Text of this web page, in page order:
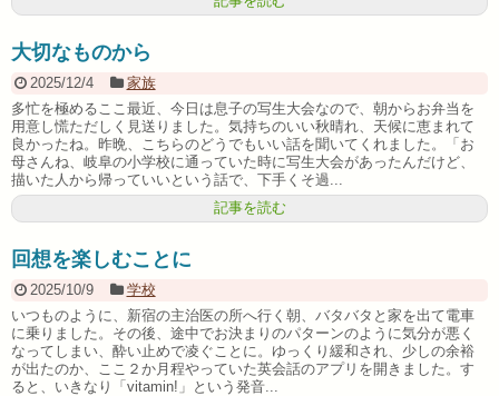
大切なものから
2025/12/4
家族
多忙を極めるここ最近、今日は息子の写生大会なので、朝からお弁当を
用意し慌ただしく見送りました。気持ちのいい秋晴れ、天候に恵まれて
良かったね。昨晩、こちらのどうでもいい話を聞いてくれました。「お
母さんね、岐阜の小学校に通っていた時に写生大会があったんだけど、
描いた人から帰っていいという話で、下手くそ過...
記事を読む
回想を楽しむことに
2025/10/9
学校
いつものように、新宿の主治医の所へ行く朝、バタバタと家を出て電車
に乗りました。その後、途中でお決まりのパターンのように気分が悪く
なってしまい、酔い止めで凌ぐことに。ゆっくり緩和され、少しの余裕
が出たのか、ここ２か月程やっていた英会話のアプリを開きました。す
ると、いきなり「vitamin!」という発音...